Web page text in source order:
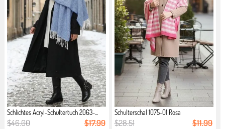
Schlichtes Acryl-Schultertuch 2063-...
$46.00 $17.99
Schulterschal 1075-01 Rosa
$28.51 $11.99